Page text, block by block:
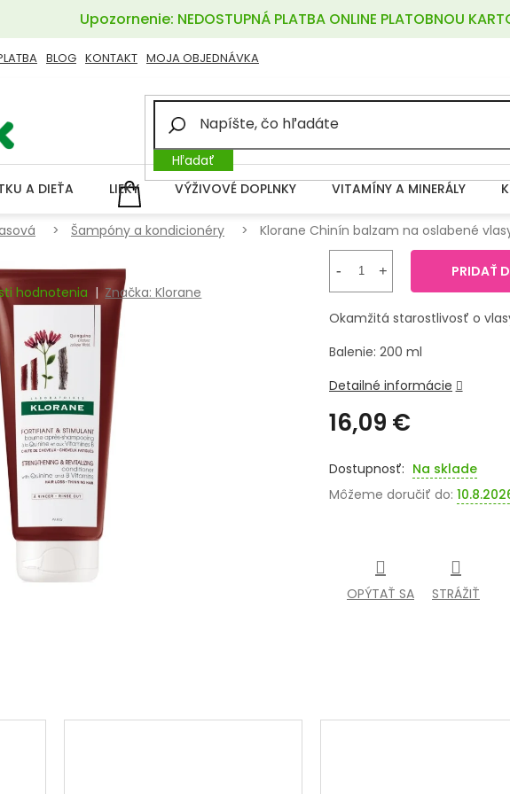
Upozornenie: NEDOSTUPNÁ PLATBA ONLINE PLATOBNOU
BLOG KONTAKT MOJA OBJEDNÁVKA
Hľadať
NÁKUPNÝ
KOŠÍK
A DIEŤA LIEKY VÝŽIVOVÉ DOPLNKY VITAMÍNY A MINERÁLY
Šampóny a kondicionéry Klorane Chinín balzam na oslabené
hodnotenia Značka:Klorane
16,09 €
cena:
Na sklade
Môžeme doručiť do:
PRIDAŤ
Okamžitá starostlivosť o
Balenie: 200 ml
Detailné informácie
OPÝTAŤ SA STRÁŽIŤ